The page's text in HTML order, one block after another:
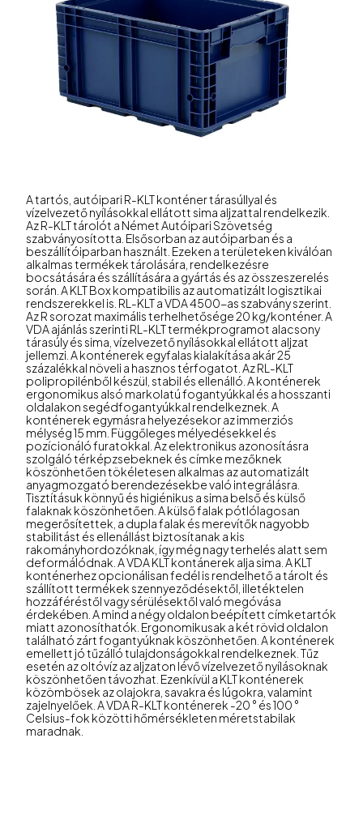
A tartós, autóipari R-KLT konténer tárasúllyal és
vízelvezető nyílásokkal ellátott sima aljzattal rendelkezik.
Az R-KLT tárolót a Német Autóipari Szövetség
szabványosította. Elsősorban az autóiparban és a
beszállítóiparban használt. Ezeken a területeken kiválóan
alkalmas termékek tárolására, rendelkezésre
bocsátására és szállítására a gyártás és az összeszerelés
során. A KLT Box kompatibilis az automatizált logisztikai
rendszerekkel is. RL-KLT a VDA 4500-as szabvány szerint.
Az R sorozat maximális terhelhetősége 20 kg/konténer. A
VDA ajánlás szerinti RL-KLT termékprogramot alacsony
tárasúly és sima, vízelvezető nyílásokkal ellátott aljzat
jellemzi. A konténerek egyfalas kialakítása akár 25
százalékkal növeli a hasznos térfogatot. Az RL-KLT
polipropilénből készül, stabil és ellenálló. A konténerek
ergonomikus alsó markolatú fogantyúkkal és a hosszanti
oldalakon segédfogantyúkkal rendelkeznek. A
konténerek egymásra helyezésekor az immerziós
mélység 15 mm. Függőleges mélyedésekkel és
pozícionáló furatokkal. Az elektronikus azonosításra
szolgáló térképzsebeknek és címke mezőknek
köszönhetően tökéletesen alkalmas az automatizált
anyagmozgató berendezésekbe való integrálásra.
Tisztításuk könnyű és higiénikus a sima belső és külső
falaknak köszönhetően. A külső falak pótlólagosan
megerősítettek, a dupla falak és merevítők nagyobb
stabilitást és ellenállást biztosítanak a kis
rakományhordozóknak, így még nagy terhelés alatt sem
deformálódnak. A VDA KLT kontánerek alja sima. A KLT
konténerhez opcionálisan fedél is rendelhető a tárolt és
szállított termékek szennyeződésektől, illetéktelen
hozzáféréstől vagy sérülésektől való megóvása
érdekében. A mind a négy oldalon beépített címketartók
miatt azonosíthatók. Ergonomikusak a két rövid oldalon
található zárt fogantyúknak köszönhetően. A konténerek
emellett jó tűzálló tulajdonságokkal rendelkeznek. Tűz
esetén az oltóvíz az aljzaton lévő vízelvezető nyílásoknak
köszönhetően távozhat. Ezenkívül a KLT konténerek
közömbösek az olajokra, savakra és lúgokra, valamint
zajelnyelőek. A VDA R-KLT konténerek -20 ° és 100 °
Celsius-fok közötti hőmérsékleten méretstabilak
maradnak.